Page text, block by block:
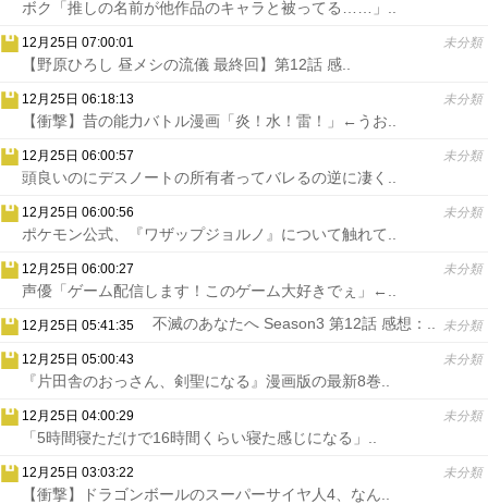
ボク「推しの名前が他作品のキャラと被ってる……」..
12月25日 07:00:01 未分類
【野原ひろし 昼メシの流儀 最終回】第12話 感..
12月25日 06:18:13 未分類
【衝撃】昔の能力バトル漫画「炎！水！雷！」←うお..
12月25日 06:00:57 未分類
頭良いのにデスノートの所有者ってバレるの逆に凄く..
12月25日 06:00:56 未分類
ポケモン公式、『ワザップジョルノ』について触れて..
12月25日 06:00:27 未分類
声優「ゲーム配信します！このゲーム大好きでぇ」←..
12月25日 05:41:35 未分類
不滅のあなたへ Season3 第12話 感想：..
12月25日 05:00:43 未分類
『片田舎のおっさん、剣聖になる』漫画版の最新8巻..
12月25日 04:00:29 未分類
「5時間寝ただけで16時間くらい寝た感じになる」..
12月25日 03:03:22 未分類
【衝撃】ドラゴンボールのスーパーサイヤ人4、なん..